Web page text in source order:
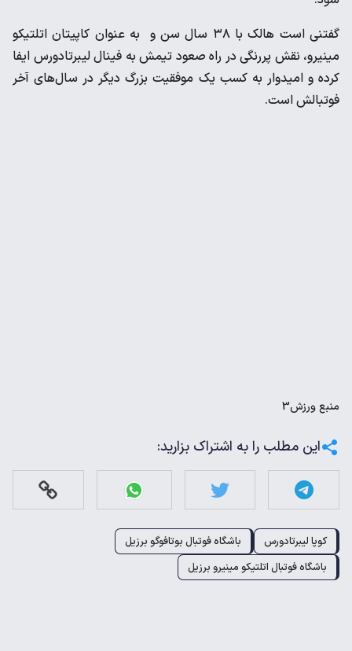
گفتنی است هالک با ۳۸ سال سن و به عنوان کاپیتان اتلتیکو
مینیرو، نقش پررنگی در راه صعود تیمش به فینال لیبرتادورس ایفا
کرده و امیدوار به کسب یک موفقیت بزرگ دیگر در سال‌های آخر
فوتبالش است.
منبعورزش3
این مطلب را به اشتراک بزارید:
کوپا لیبرتادورس
باشگاه فوتبال بوتافوگو برزیل
باشگاه فوتبال اتلتیکو مینیرو برزیل